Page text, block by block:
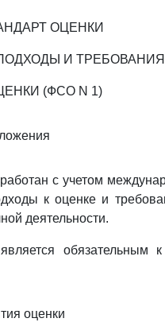
ОЦЕНКИ
И ТРЕБОВАНИЯ
(ФСО N 1)
с учетом
к оценке и
деятельности.
обязательным
оценки